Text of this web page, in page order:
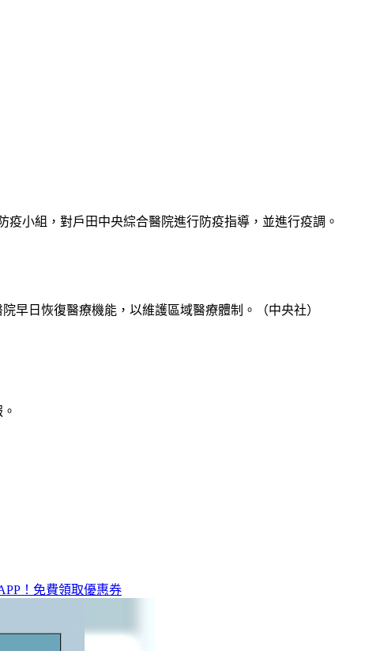
小組，對戶田中央綜合醫院進行防疫指導，並進行疫調。
早日恢復醫療機能，以維護區域醫療體制。（中央社）
！免費領取優惠券